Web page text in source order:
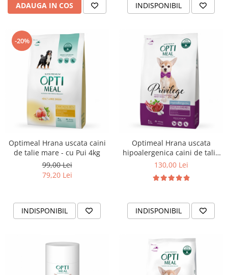
ADAUGA IN COS INDISPONIBIL
-20%
Optimeal Hrana uscata caini
de talie mare - cu Pui 4kg
99,00 Lei
79,20 Lei
INDISPONIBIL
Optimeal Hrana uscata
hipoalergenica caini de talie
mica - Miel si orez, 4kg
130,00 Lei
INDISPONIBIL